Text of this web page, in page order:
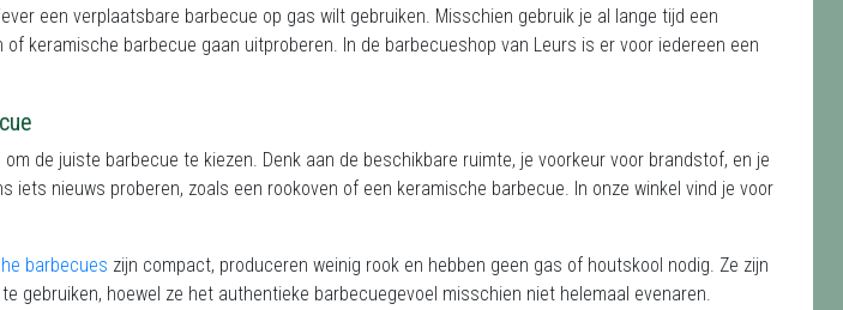
een verplaatsbare barbecue op gas wilt gebruiken. Misschien gebruik je al lange tijd een
keramische barbecue gaan uitproberen. In de barbecueshop van Leurs is er voor iedereen een
de juiste barbecue te kiezen. Denk aan de beschikbare ruimte, je voorkeur voor brandstof, en je
iets nieuws proberen, zoals een rookoven of een keramische barbecue. In onze winkel vind je voor
barbecues zijn compact, produceren weinig rook en hebben geen gas of houtskool nodig. Ze zijn
gebruiken, hoewel ze het authentieke barbecuegevoel misschien niet helemaal evenaren.